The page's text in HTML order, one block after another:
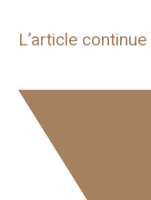
L’article